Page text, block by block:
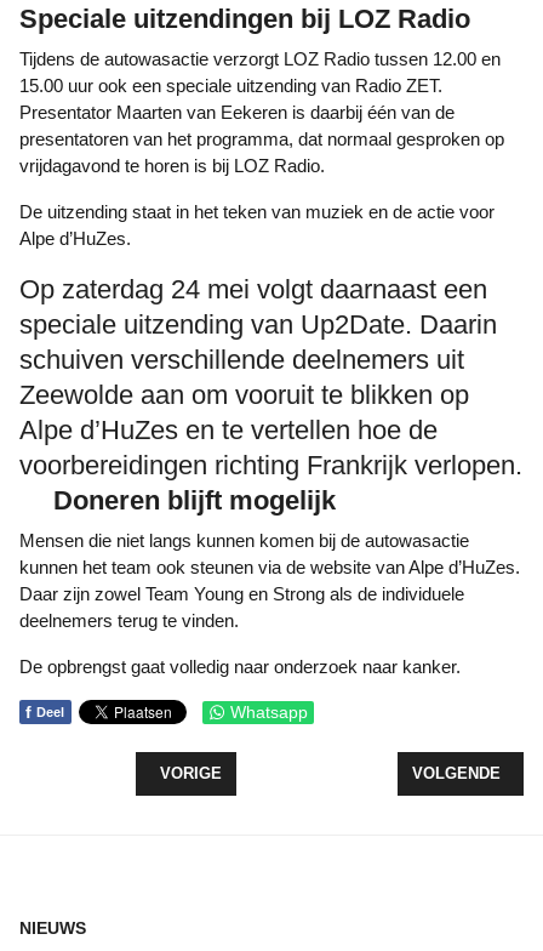
Speciale uitzendingen bij LOZ Radio
Tijdens de autowasactie verzorgt LOZ Radio tussen 12.00 en
15.00 uur ook een speciale uitzending van Radio ZET.
Presentator Maarten van Eekeren is daarbij één van de
presentatoren van het programma, dat normaal gesproken op
vrijdagavond te horen is bij LOZ Radio.
De uitzending staat in het teken van muziek en de actie voor
Alpe d’HuZes.
Op zaterdag 24 mei volgt daarnaast een
speciale uitzending van Up2Date. Daarin
schuiven verschillende deelnemers uit
Zeewolde aan om vooruit te blikken op
Alpe d’HuZes en te vertellen hoe de
voorbereidingen richting Frankrijk verlopen.
Doneren blijft mogelijk
Mensen die niet langs kunnen komen bij de autowasactie
kunnen het team ook steunen via de website van Alpe d’HuZes.
Daar zijn zowel Team Young en Strong als de individuele
deelnemers terug te vinden.
De opbrengst gaat volledig naar onderzoek naar kanker.
f Deel Whatsapp
VORIG ARTIKEL: MAGISCHE SFEER TIJDENS
VORIGE VOLGENDE
VOLGENDE
NIEUWS